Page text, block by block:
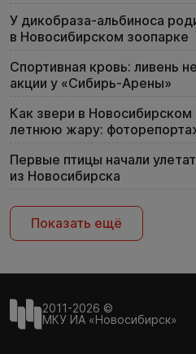
У дикобраза-альбиноса
в Новосибирском зоопарке
Спортивная кровь: ливень
акции у «Сибирь-Арены»
Как звери в
летнюю жару:
Первые птицы начали
из Новосибирска
Показать ещё
2011-2026 ©
МКУ ИА «Новосибирск»